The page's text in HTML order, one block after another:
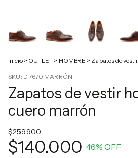
Inicio > OUTLET > HOMBRE > Zapatos de
SKU: D 7670 MARRÓN
Zapatos de vestir
cuero marrón
$259.900
$140.000 46% OFF